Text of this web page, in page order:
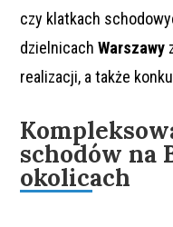
czy klatkach
dzielnicachWarszawy
realizacji, a także
schodów na
okolicach